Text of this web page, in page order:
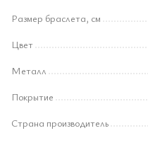
Размер браслета, см
Цвет
Металл
Покрытие
Страна производитель